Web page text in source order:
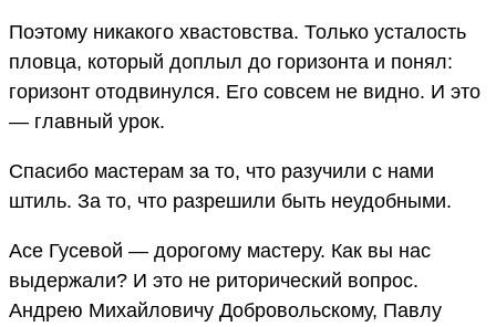
Поэтому никакого хвастовства. Только усталость
пловца, который доплыл до горизонта и понял:
горизонт отодвинулся. Его совсем не видно. И это
— главный урок.
Спасибо мастерам за то, что разучили с нами
штиль. За то, что разрешили быть неудобными.
Асе Гусевой — дорогому мастеру. Как вы нас
выдержали? И это не риторический вопрос.
Андрею Михайловичу Добровольскому, Павлу